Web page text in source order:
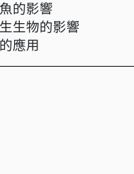
的影響
生物的影響
應用